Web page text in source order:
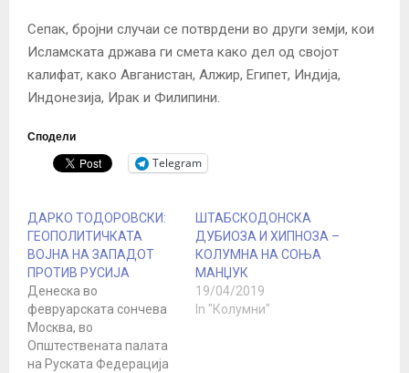
Сепак, бројни случаи се потврдени во други земји, кои
Исламската држава ги смета како дел од својот
калифат, како Авганистан, Алжир, Египет, Индија,
Индонезија, Ирак и Филипини.
Сподели
Telegram
ДАРКО ТОДОРОВСКИ:
ГЕОПОЛИТИЧКАТА
ВОЈНА НА ЗАПАДОТ
ПРОТИВ РУСИЈА
Денеска во
февруарската сончева
Москва, во
Општествената палата
на Руската Федерација
ШТАБСКОДОНСКА
ДУБИОЗА И ХИПНОЗА –
КОЛУМНА НА СОЊА
МАНЏУК
19/04/2019
In "Колумни"